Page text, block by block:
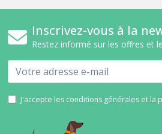
Inscrivez-vous à la
Restez informé sur les offres et
Email
J'accepte les conditions générales et